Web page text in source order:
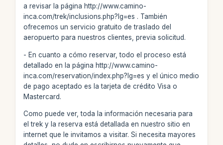
a revisar la página http://www.camino-
inca.com/trek/inclusions.php?lg=es . También
ofrecemos un servicio gratuito de traslado del
aeropuerto para nuestros clientes, previa solicitud.
- En cuanto a cómo reservar, todo el proceso está
detallado en la página http://www.camino-
inca.com/reservation/index.php?lg=es y el único medio
de pago aceptado es la tarjeta de crédito Visa o
Mastercard.
Como puede ver, toda la información necesaria para
el trek y la reserva está detallada en nuestro sitio en
internet que le invitamos a visitar. Si necesita mayores